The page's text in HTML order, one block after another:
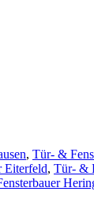
, Tür- &
Eiterfeld, Tür- &